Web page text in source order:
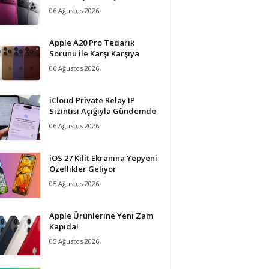
06 Ağustos 2026
Apple A20 Pro Tedarik
Sorunu ile Karşı Karşıya
06 Ağustos 2026
iCloud Private Relay IP
Sızıntısı Açığıyla Gündemde
06 Ağustos 2026
iOS 27 Kilit Ekranına Yepyeni
Özellikler Geliyor
05 Ağustos 2026
Apple Ürünlerine Yeni Zam
Kapıda!
05 Ağustos 2026